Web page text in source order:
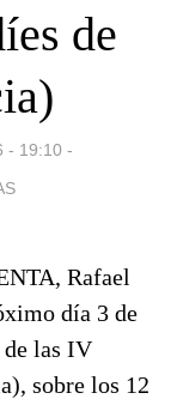
de
- 19:10 -
Rafael
día 3 de
las IV
sobre los 12